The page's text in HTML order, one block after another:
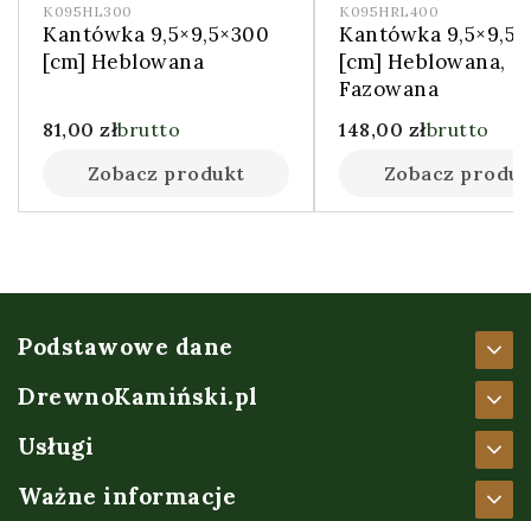
K095HL300
Kantówka 9,5×9,5×300
[cm] Heblowana
81,00 złbrutto
Zobacz produkt
K095HRL400
Kantówka
[cm] Heblowana,
Fazowana
148,00 złbrutto
Zobacz
Podstawowe dane
DrewnoKamiński.pl
Usługi
Ważne informacje